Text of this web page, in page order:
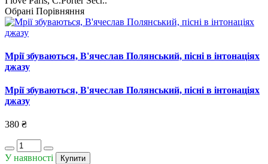
Обрані Порівняння
Мрії збуваються, В'ячеслав Полянський, пісні в інтонаціях
джазу
Мрії збуваються, В'ячеслав Полянський, пісні в інтонаціях
джазу
380 ₴
У наявності Купити